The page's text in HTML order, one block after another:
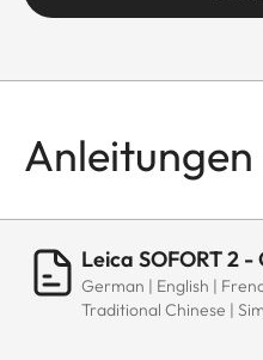
Anleitungen
Leica SOFORT 2
German | English |
Traditional Chinese |